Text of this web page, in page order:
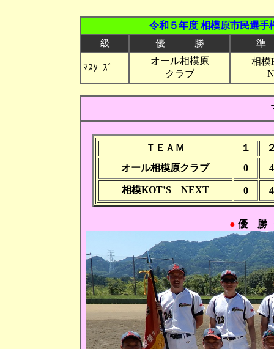
令和５年度 相模原市民選手
級
優 勝 準
ﾏｽﾀｰｽﾞ
オール相模原
クラブ
相
ＴＥＡＭ １
オール相模原クラブ
0 4
相模KOT’S NEXT 0 4
● 優 勝